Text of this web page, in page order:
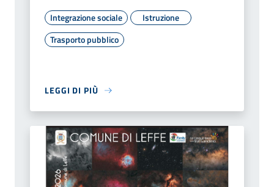
Integrazione sociale
Istruzione
Trasporto pubblico
LEGGI DI PIÙ